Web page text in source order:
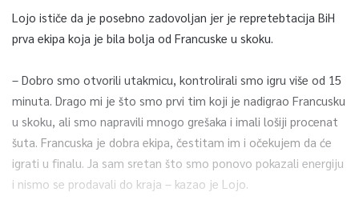
Lojo ističe da je posebno zadovoljan jer je repretebtacija BiH
prva ekipa koja je bila bolja od Francuske u skoku.
– Dobro smo otvorili utakmicu, kontrolirali smo igru više od 15
minuta. Drago mi je što smo prvi tim koji je nadigrao Francusku
u skoku, ali smo napravili mnogo grešaka i imali lošiji procenat
šuta. Francuska je dobra ekipa, čestitam im i očekujem da će
igrati u finalu. Ja sam sretan što smo ponovo pokazali energiju
i nismo se prodavali do kraja – kazao je Lojo.